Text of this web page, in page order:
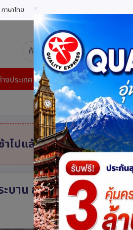
ภาษาไทย
บริษัท ควอลิตี้ เอ็กซ์เพรส จำกัด ผู้เ
งประเทศ บินต้นทาง แพ็กเกจทัวร์
ไปแล้วสินค้าหมดแล้วค่ะแ
าน ณ เขาหยีเหลียง ต้า